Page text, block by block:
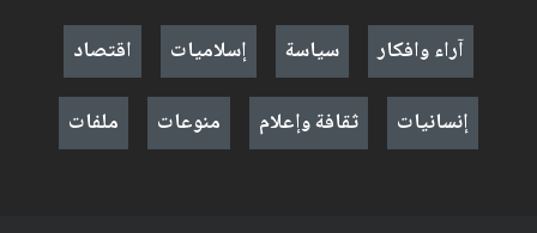
آراء وافكار
سياسة إسلاميات
اقتصاد
إنسانيات
ثقافة وإعلام منوعات ملفات